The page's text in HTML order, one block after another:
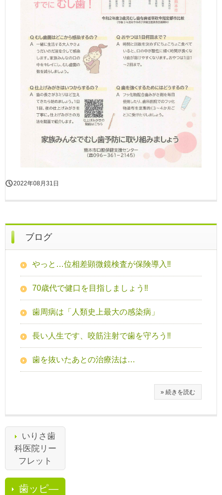
2022年08月31日
ブログ
やっと…位相差顕微鏡検査が保険導入‼
70歳代で健口を目指しましょう‼
歯周病は「人類史上最大の感染病」
長い人生です、咬筋注射で歯を守ろう‼
歯を抜いたあとの治療法は…
» 続きを読む
いりさ歯
科医院リー
フレット
歯ッピ―